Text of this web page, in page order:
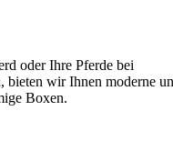
oder Ihre Pferde bei
bieten wir Ihnen moderne
Boxen.